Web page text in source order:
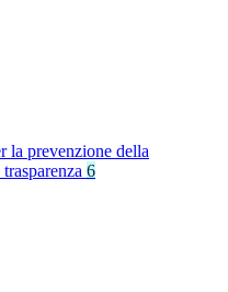
la prevenzione della
6